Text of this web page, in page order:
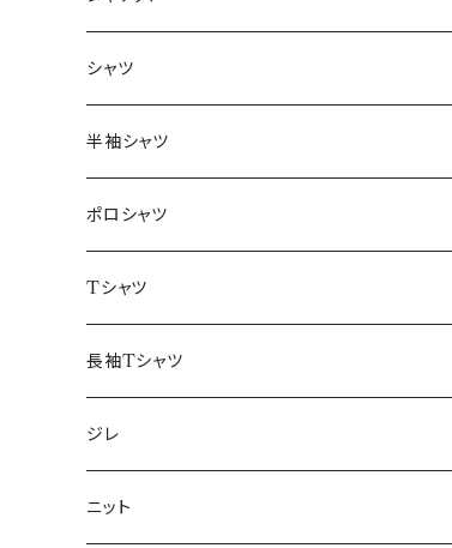
～44/S
46/M
48/L
50/XL～
シャツ
～44/S
46/M
48/L
50/XL～
半袖シャツ
～44/S
46/M
48/L
50/XL～
ポロシャツ
～44/S
46/M
48/L
50/XL～
Tシャツ
～44/S
46/M
48/L
長袖Tシャツ
～44/S
46/M
ジレ
～44/S
ニット